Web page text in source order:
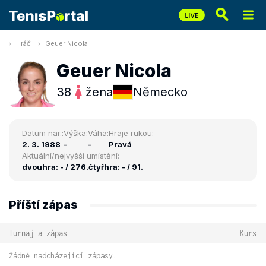
Hráči Geuer Nicola
Geuer Nicola
38 žena Německo
Datum nar.:
2. 3. 1988
Výška:
-
Váha:
-
Hraje rukou:
Pravá
Aktuální/nejvyšší umístění:
dvouhra: - / 276.čtyřhra: - / 91.
Příští zápas
Turnaj a zápas Kurs
Žádné nadcházející zápasy.